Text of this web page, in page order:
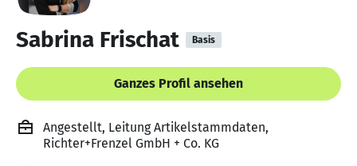
Sabrina Frischat Basis
Ganzes Profil ansehen
Angestellt, Leitung Artikelstammdaten,
Richter+Frenzel GmbH + Co. KG